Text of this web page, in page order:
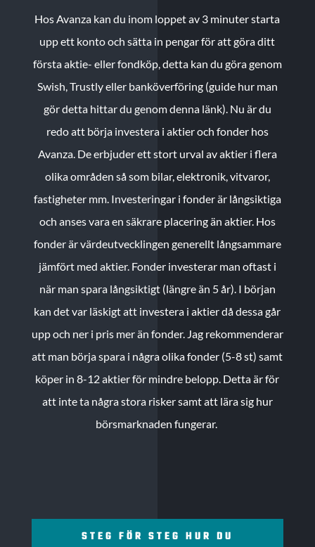
Hos Avanza kan du inom loppet av 3 minuter starta
upp ett konto och sätta in pengar för att göra ditt
första aktie- eller fondköp, detta kan du göra genom
Swish, Trustly eller banköverföring (guide hur man
gör detta hittar du genom denna länk). Nu är du
redo att börja investera i aktier och fonder hos
Avanza. De erbjuder ett stort urval av aktier i flera
olika områden så som bilar, elektronik, vitvaror,
fastigheter mm. Investeringar i fonder är långsiktiga
och anses vara en säkrare placering än aktier. Hos
fonder är värdeutvecklingen generellt långsammare
jämfört med aktier. Fonder investerar man oftast i
när man spara långsiktigt (längre än 5 år). I början
kan det var läskigt att investera i aktier då dessa går
upp och ner i pris mer än fonder. Jag rekommenderar
att man börja spara i några olika fonder (5-8 st) samt
köper in 8-12 aktier för mindre belopp. Detta är för
att inte ta några stora risker samt att lära sig hur
börsmarknaden fungerar.
STEG FÖR STEG HUR DU